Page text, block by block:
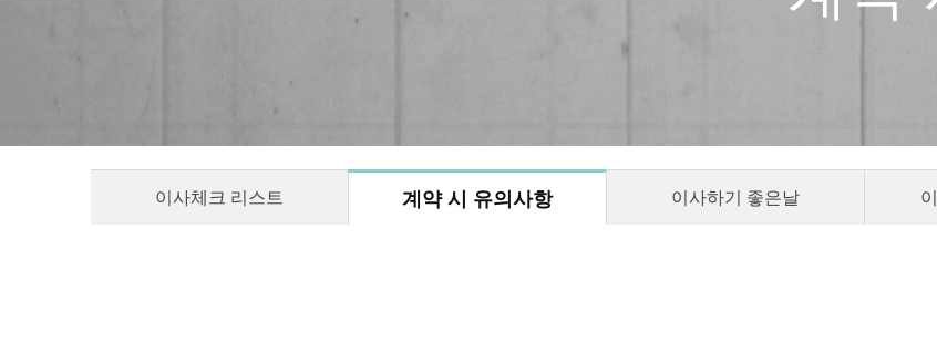
이사체크 리스트 계약 시 유의사항 이사하기 좋은날